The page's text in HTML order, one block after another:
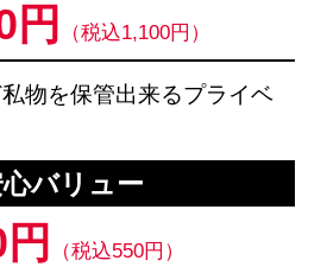
円 （税込1,100円）
物を保管出来るプライベ
バリュー
（税込550円）